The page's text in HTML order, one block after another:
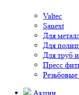
Valtec
Sanext
Для
Для
Для труб
Пресс
Акции